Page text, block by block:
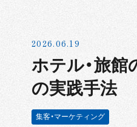
2026.06.19
ホテル・旅
の実践手法
集客・マーケティング